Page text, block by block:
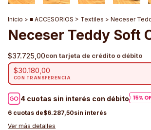
Inicio > ■ ACCESORIOS > Textiles > Neceser
Neceser Teddy Soft
$37.725,00
$30.180,00
$6.287,50
Ver más detalles